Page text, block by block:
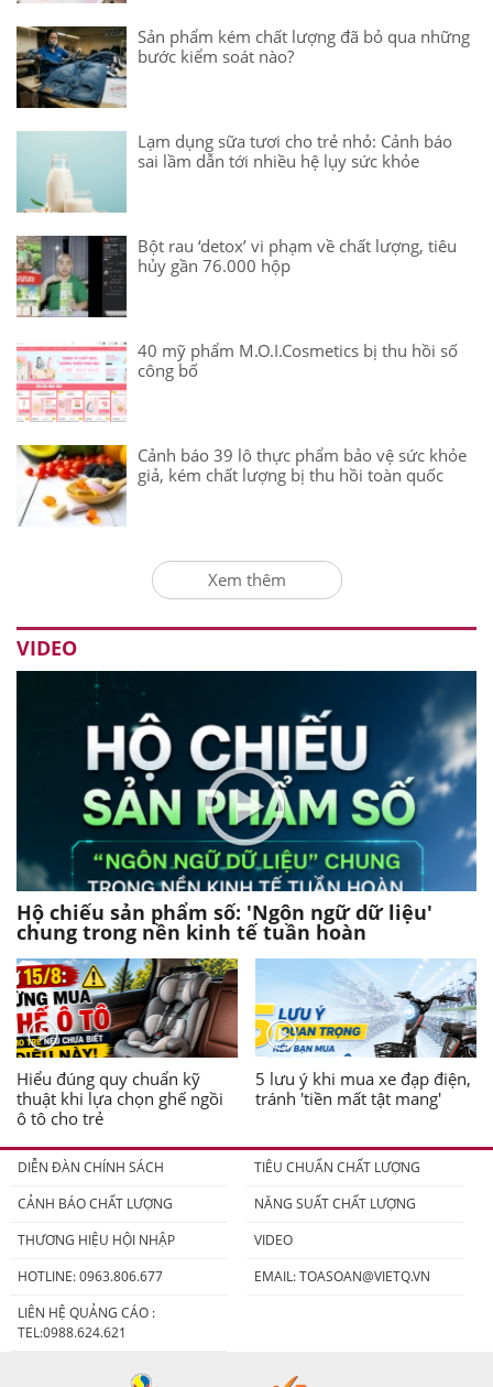
Sản phẩm kém chất lượng đã bỏ qua những
bước kiểm soát nào?
Lạm dụng sữa tươi cho trẻ nhỏ: Cảnh báo
sai lầm dẫn tới nhiều hệ lụy sức khỏe
Bột rau ‘detox’ vi phạm về chất lượng, tiêu
hủy gần 76.000 hộp
40 mỹ phẩm M.O.I.Cosmetics bị thu hồi số
công bố
Cảnh báo 39 lô thực phẩm bảo vệ sức khỏe
giả, kém chất lượng bị thu hồi toàn quốc
Xem thêm
VIDEO
Hộ chiếu sản phẩm số: 'Ngôn ngữ dữ liệu'
chung trong nền kinh tế tuần hoàn
Hiểu đúng quy chuẩn kỹ
thuật khi lựa chọn ghế ngồi
ô tô cho trẻ
5 lưu ý khi mua xe đạp điện,
tránh 'tiền mất tật mang'
DIỄN ĐÀN CHÍNH SÁCH
TIÊU CHUẨN CHẤT LƯỢNG
CẢNH BÁO CHẤT LƯỢNG
NĂNG SUẤT CHẤT LƯỢNG
THƯƠNG HIỆU HỘI NHẬP
VIDEO
HOTLINE: 0963.806.677
EMAIL:TOASOAN@VIETQ.VN
LIÊN HỆ QUẢNG CÁO :
TEL:0988.624.621